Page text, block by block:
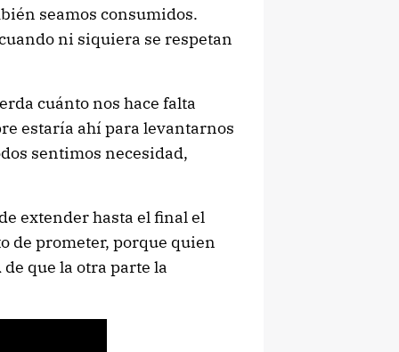
seamos consumidos.
ni siquiera se respetan
cuánto nos hace falta
estaría ahí para levantarnos
sentimos necesidad,
extender hasta el final el
de prometer, porque quien
que la otra parte la